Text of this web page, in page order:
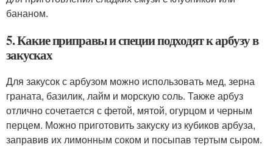
бананом.
5. Какие приправы и специи подходят к арбузу в
закусках
Для закусок с арбузом можно использовать мед, зерна
граната, базилик, лайм и морскую соль. Также арбуз
отлично сочетается с фетой, мятой, огурцом и черным
перцем. Можно приготовить закуску из кубиков арбуза,
заправив их лимонным соком и посыпав тертым сыром.